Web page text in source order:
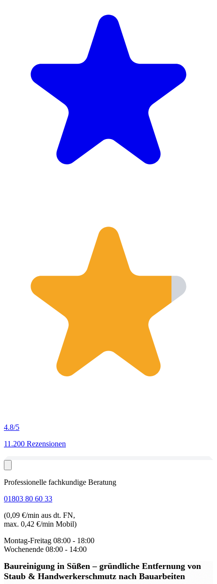
4.8/5
11.200 Rezensionen
Professionelle fachkundige Beratung
01803 80 60 33
(0,09 €/min aus dt. FN,
max. 0,42 €/min Mobil)
Montag-Freitag 08:00 - 18:00
Wochenende 08:00 - 14:00
Baureinigung in Süßen– gründliche Entfernung von
Staub & Handwerkerschmutz nach Bauarbeiten